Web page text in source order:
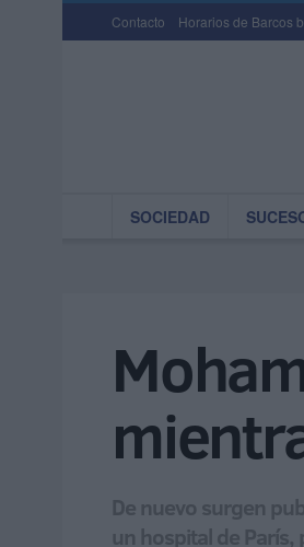
Contacto Horarios de Barcos
SOCIEDAD
De nuevo surgen
un hospital de París,